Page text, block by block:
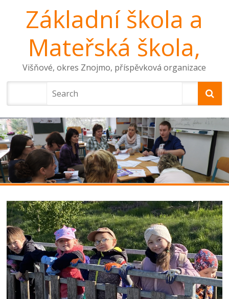
Základní škola a
Mateřská škola,
Višňové, okres Znojmo, příspěvková organizace